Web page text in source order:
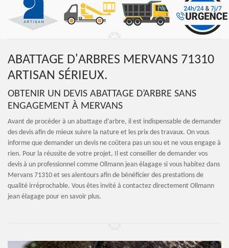
ABATTAGE D'ARBRES MERVANS 71310
ARTISAN SÉRIEUX.
OBTENIR UN DEVIS ABATTAGE D’ARBRE SANS
ENGAGEMENT À MERVANS
Avant de procéder à un abattage d’arbre, il est indispensable de demander
des devis afin de mieux suivre la nature et les prix des travaux. On vous
informe que demander un devis ne coûtera pas un sou et ne vous engage à
rien. Pour la réussite de votre projet, Il est conseiller de demander vos
devis à un professionnel comme Ollmann jean élagage si vous habitez dans
Mervans 71310 et ses alentours afin de bénéficier des prestations de
qualité irréprochable. Vous êtes invité à contactez directement Ollmann
jean élagage pour en savoir plus.